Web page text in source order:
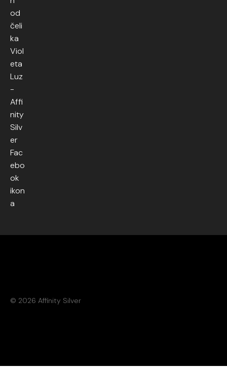
© 2026 Affinity Silver